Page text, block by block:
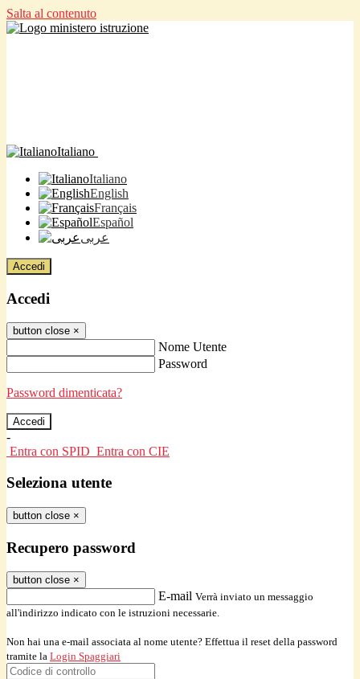
Salta al contenuto
Italiano
Italiano
English
Français
Español
عربى
Accedi
Accedi
button close ×
Nome Utente
Password
Password dimenticata?
-
Entra con SPID Entra con CIE
Seleziona utente
button close ×
Recupero password
button close ×
E-mail Verrà inviato un messaggio
all'indirizzo indicato con le istruzioni necessarie.
Non hai una e-mail associata al nome utente? Effettua il reset della password
tramite la Login Spaggiari